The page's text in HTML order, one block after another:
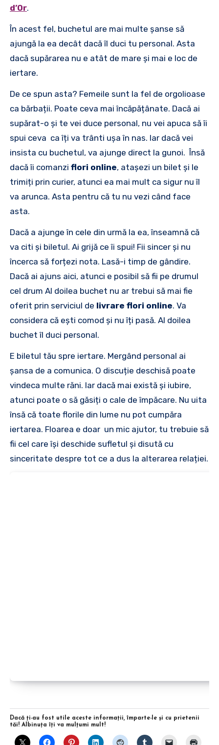
d’Or.
În acest fel, buchetul are mai multe șanse să
ajungă la ea decât dacă îl duci tu personal. Asta
dacă supărarea nu e atât de mare și mai e loc de
iertare.
De ce spun asta? Femeile sunt la fel de orgolioase
ca bărbații. Poate ceva mai încăpățânate. Dacă ai
supărat-o și te vei duce personal, nu vei apuca să îi
spui ceva ca îți va trânti ușa în nas. Iar dacă vei
insista cu buchetul, va ajunge direct la gunoi. Însă
dacă îi comanzi flori online, atașezi un bilet și le
trimiți prin curier, atunci ea mai mult ca sigur nu îl
va arunca. Asta pentru că tu nu vezi când face
asta.
Dacă a ajunge în cele din urmă la ea, înseamnă că
va citi și biletul. Ai grijă ce îi spui! Fii sincer și nu
încerca să forțezi nota. Lasă-i timp de gândire.
Dacă ai ajuns aici, atunci e posibil să fii pe drumul
cel drum Al doilea buchet nu ar trebui să mai fie
oferit prin serviciul de livrare flori online. Va
considera că ești comod și nu îți pasă. Al doilea
buchet îl duci personal.
E biletul tău spre iertare. Mergând personal ai
șansa de a comunica. O discuție deschisă poate
vindeca multe răni. Iar dacă mai există și iubire,
atunci poate o să găsiți o cale de împăcare. Nu uita
însă că toate florile din lume nu pot cumpăra
iertarea. Floarea e doar un mic ajutor, tu trebuie să
fii cel care își deschide sufletul și disută cu
sinceritate despre tot ce a dus la alterarea relației.
Dacă ţi-au fost utile aceste informaţii, împarte-le şi cu prietenii
tăi! Albinuţa îţi va mulţumi mult!